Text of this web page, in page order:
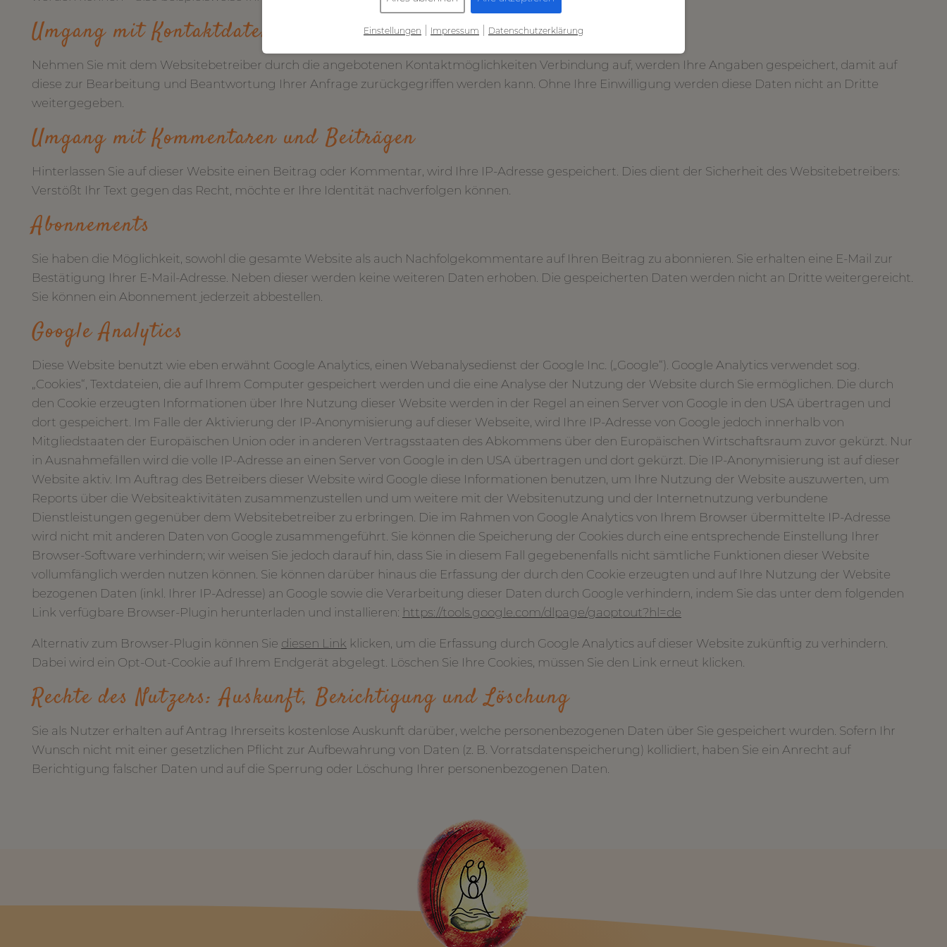
Umgang mit Kontaktdaten
Nehmen Sie mit dem Websitebetreiber durch die angebotenen Kontaktmöglichkeiten Verbindung auf, werden Ihre Angaben gespeichert, damit auf
diese zur Bearbeitung und Beantwortung Ihrer Anfrage zurückgegriffen werden kann. Ohne Ihre Einwilligung werden diese Daten nicht an Dritte
weitergegeben.
Umgang mit Kommentaren und Beiträgen
Hinterlassen Sie auf dieser Website einen Beitrag oder Kommentar, wird Ihre IP-Adresse gespeichert. Dies dient der Sicherheit des Websitebetreibers:
Verstößt Ihr Text gegen das Recht, möchte er Ihre Identität nachverfolgen können.
Abonnements
Sie haben die Möglichkeit, sowohl die gesamte Website als auch Nachfolgekommentare auf Ihren Beitrag zu abonnieren. Sie erhalten eine E-Mail zur
Bestätigung Ihrer E-Mail-Adresse. Neben dieser werden keine weiteren Daten erhoben. Die gespeicherten Daten werden nicht an Dritte weitergereicht.
Sie können ein Abonnement jederzeit abbestellen.
Google Analytics
Diese Website benutzt wie eben erwähnt Google Analytics, einen Webanalysedienst der Google Inc. („Google“). Google Analytics verwendet sog.
„Cookies“, Textdateien, die auf Ihrem Computer gespeichert werden und die eine Analyse der Nutzung der Website durch Sie ermöglichen. Die durch
den Cookie erzeugten Informationen über Ihre Nutzung dieser Website werden in der Regel an einen Server von Google in den USA übertragen und
dort gespeichert. Im Falle der Aktivierung der IP-Anonymisierung auf dieser Webseite, wird Ihre IP-Adresse von Google jedoch innerhalb von
Mitgliedstaaten der Europäischen Union oder in anderen Vertragsstaaten des Abkommens über den Europäischen Wirtschaftsraum zuvor gekürzt. Nur
in Ausnahmefällen wird die volle IP-Adresse an einen Server von Google in den USA übertragen und dort gekürzt. Die IP-Anonymisierung ist auf dieser
Website aktiv. Im Auftrag des Betreibers dieser Website wird Google diese Informationen benutzen, um Ihre Nutzung der Website auszuwerten, um
Reports über die Websiteaktivitäten zusammenzustellen und um weitere mit der Websitenutzung und der Internetnutzung verbundene
Dienstleistungen gegenüber dem Websitebetreiber zu erbringen. Die im Rahmen von Google Analytics von Ihrem Browser übermittelte IP-Adresse
wird nicht mit anderen Daten von Google zusammengeführt. Sie können die Speicherung der Cookies durch eine entsprechende Einstellung Ihrer
Browser-Software verhindern; wir weisen Sie jedoch darauf hin, dass Sie in diesem Fall gegebenenfalls nicht sämtliche Funktionen dieser Website
vollumfänglich werden nutzen können. Sie können darüber hinaus die Erfassung der durch den Cookie erzeugten und auf Ihre Nutzung der Website
bezogenen Daten (inkl. Ihrer IP-Adresse) an Google sowie die Verarbeitung dieser Daten durch Google verhindern, indem Sie das unter dem folgenden
Link verfügbare Browser-Plugin herunterladen und installieren: https://tools.google.com/dlpage/gaoptout?hl=de
Alternativ zum Browser-Plugin können Sie diesen Link klicken, um die Erfassung durch Google Analytics auf dieser Website zukünftig zu verhindern.
Dabei wird ein Opt-Out-Cookie auf Ihrem Endgerät abgelegt. Löschen Sie Ihre Cookies, müssen Sie den Link erneut klicken.
Rechte des Nutzers: Auskunft, Berichtigung und Löschung
Sie als Nutzer erhalten auf Antrag Ihrerseits kostenlose Auskunft darüber, welche personenbezogenen Daten über Sie gespeichert wurden. Sofern Ihr
Wunsch nicht mit einer gesetzlichen Pflicht zur Aufbewahrung von Daten (z. B. Vorratsdatenspeicherung) kollidiert, haben Sie ein Anrecht auf
Berichtigung falscher Daten und auf die Sperrung oder Löschung Ihrer personenbezogenen Daten.
Einstellungen Impressum Datenschutzerklärung